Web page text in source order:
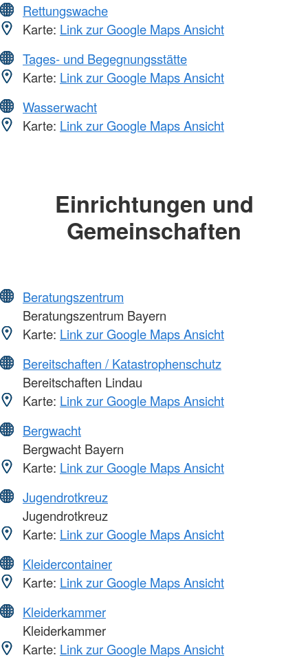
Rettungswache
Karte: Link zur Google Maps Ansicht
Tages- und Begegnungsstätte
Karte: Link zur Google Maps Ansicht
Wasserwacht
Karte: Link zur Google Maps Ansicht
Einrichtungen und
Gemeinschaften
Beratungszentrum
Beratungszentrum Bayern
Karte: Link zur Google Maps Ansicht
Bereitschaften / Katastrophenschutz
Bereitschaften Lindau
Karte: Link zur Google Maps Ansicht
Bergwacht
Bergwacht Bayern
Karte: Link zur Google Maps Ansicht
Jugendrotkreuz
Jugendrotkreuz
Karte: Link zur Google Maps Ansicht
Kleidercontainer
Karte: Link zur Google Maps Ansicht
Kleiderkammer
Kleiderkammer
Karte: Link zur Google Maps Ansicht